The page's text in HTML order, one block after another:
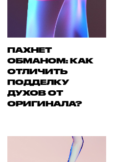
ПАХНЕТ
ОБМАНОМ: КАК
ОТЛИЧИТЬ
ПОДДЕЛКУ
ДУХОВ ОТ
ОРИГИНАЛА?